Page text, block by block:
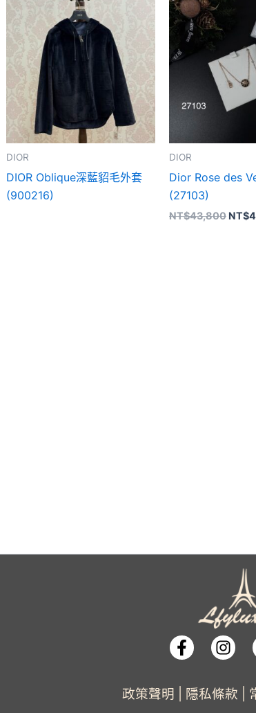
DIOR
DIOR Oblique深藍貂毛外套
(900216)
DIOR
Dior Rose des
(27103)
NT$43,800
始
NT$
政策聲明 隱私條款